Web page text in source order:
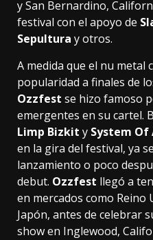
y San Bernardino,
festival con el apoyo de
Sepultura y otros.
A medida que el nu metal
popularidad a finales de
Ozzfest se hizo famoso
emergentes en su cartel.
Limp Bizkit y System Of
en la gira del festival, ya
lanzamiento o poco
debut. Ozzfest llegó a
en mercados como Reino
Japón, antes de celebrar
show en Inglewood,